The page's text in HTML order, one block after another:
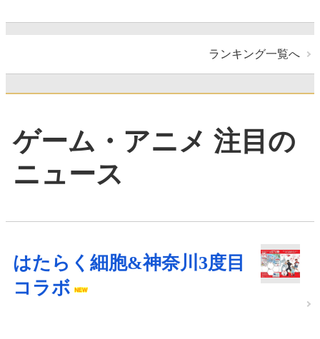
ランキング一覧へ
ゲーム・アニメ 注目の
ニュース
はたらく細胞&神奈川3度目
コラボ